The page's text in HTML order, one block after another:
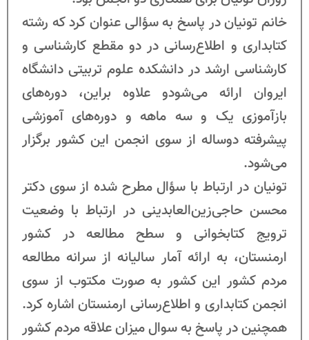
خانم تونیان در پاسخ به سؤالی عنوان کرد که رشته
کتابداری و اطلاع‌رسانی در دو مقطع کارشناسی و
کارشناسی ارشد در دانشکده علوم تربیتی دانشگاه
ایروان ارائه می‌شودو علاوه براین، دوره‌های
بازآموزی یک و سه ماهه و دوره‌های آموزشی
پیشرفته دوساله از سوی انجمن این کشور برگزار
می‌شود.
تونیان در ارتباط با سؤال مطرح شده از سوی دکتر
محسن حاجی‌زین‌العابدینی در ارتباط با وضعیت
ترویج کتابخوانی و سطح مطالعه در کشور
ارمنستان، به ارائه آمار سالیانه از سرانه مطالعه
مردم کشور این کشور به صورت مکتوب از سوی
انجمن کتابداری و اطلاع‌رسانی ارمنستان اشاره کرد.
همچنین در پاسخ به سوال میزان علاقه مردم کشور